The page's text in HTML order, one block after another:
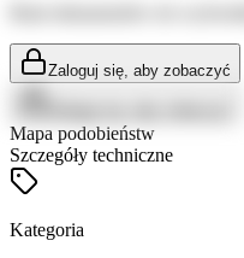
Zaloguj się, aby zobaczyć
Mapa podobieństw
Szczegóły techniczne
Kategoria